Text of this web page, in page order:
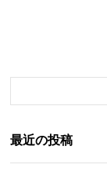
最近の投稿